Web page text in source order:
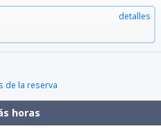
detalles
de la reserva
horas